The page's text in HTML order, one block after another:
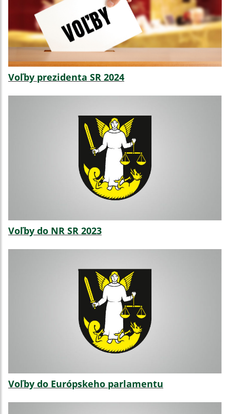
Voľby prezidenta SR 2024
Voľby do NR SR 2023
Voľby do Európskeho parlamentu